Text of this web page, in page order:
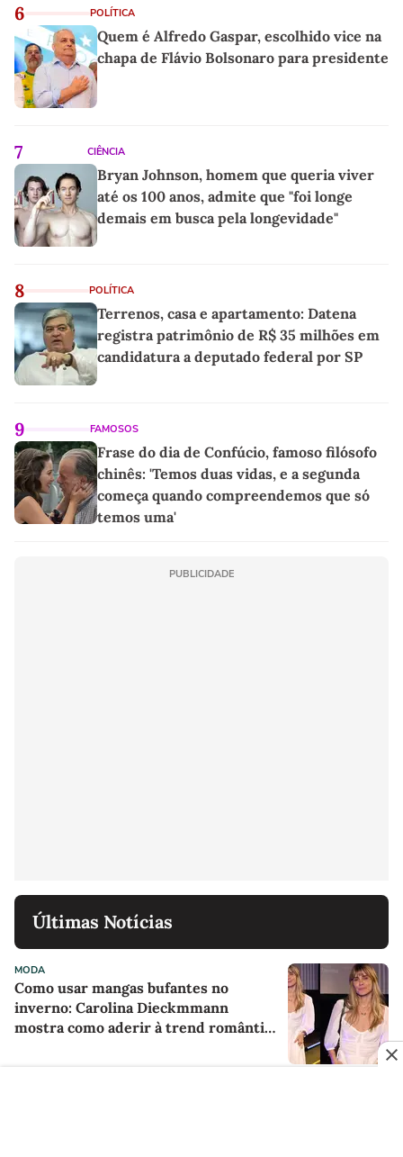
6 POLÍTICA
Quem é Alfredo Gaspar, escolhido vice na
chapa de Flávio Bolsonaro para presidente
7 CIÊNCIA
Bryan Johnson, homem que queria viver
até os 100 anos, admite que "foi longe
demais em busca pela longevidade"
8 POLÍTICA
Terrenos, casa e apartamento: Datena
registra patrimônio de R$ 35 milhões em
candidatura a deputado federal por SP
9 FAMOSOS
Frase do dia de Confúcio, famoso filósofo
chinês: 'Temos duas vidas, e a segunda
começa quando compreendemos que só
temos uma'
PUBLICIDADE
Últimas Notícias
MODA
Como usar mangas bufantes no
inverno: Carolina Dieckmmann
mostra como aderir à trend romântica